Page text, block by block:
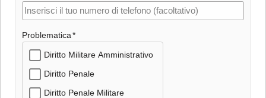
Problematica
Diritto Militare Amministrativo
Diritto Penale
Diritto Penale Militare